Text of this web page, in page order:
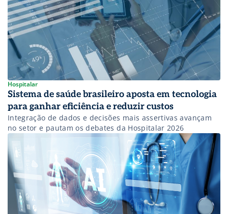
Hospitalar
Sistema de saúde brasileiro aposta em tecnologia
para ganhar eficiência e reduzir custos
Integração de dados e decisões mais assertivas avançam
no setor e pautam os debates da Hospitalar 2026